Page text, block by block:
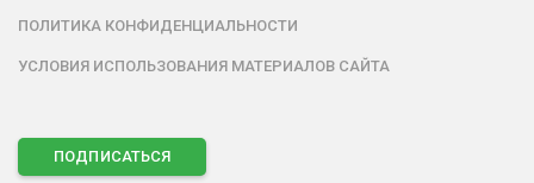
ПОЛИТИКА КОНФИДЕНЦИАЛЬНОСТИ
УСЛОВИЯ ИСПОЛЬЗОВАНИЯ МАТЕРИАЛОВ САЙТА
ПОДПИСАТЬСЯ